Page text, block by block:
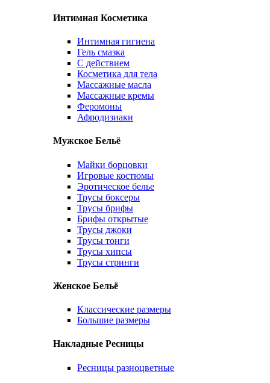
Интимная Косметика
Интимная гигиена
Гель смазка
С действием
Косметика для тела
Массажные масла
Массажные кремы
Феромоны
Афродизиаки
Мужское Бельё
Майки борцовки
Игровые костюмы
Эротическое белье
Трусы боксеры
Трусы брифы
Брифы открытые
Трусы джоки
Трусы тонги
Трусы хипсы
Трусы стринги
Женское Бельё
Классические размеры
Большие размеры
Накладные Ресницы
Ресницы разноцветные